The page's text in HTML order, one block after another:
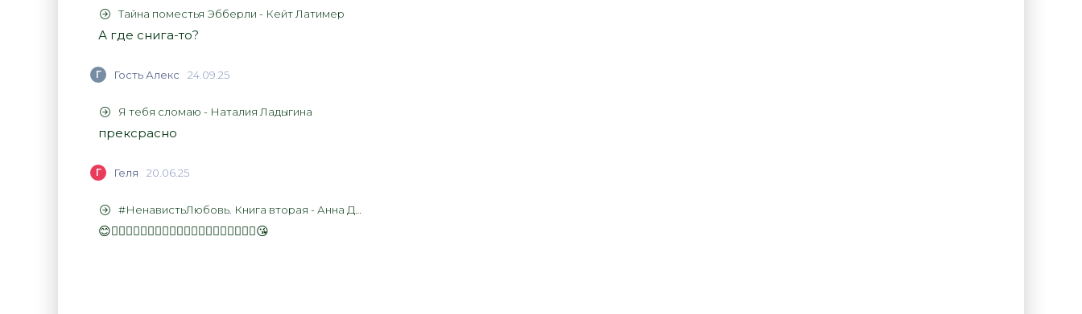
Тайна поместья Эбберли - Кейт Латимер
А где снига-то?
Г Гость Алекс 24.09.25
Я тебя сломаю - Наталия Ладыгина
прексрасно
Г Геля 20.06.25
#НенавистьЛюбовь. Книга вторая - Анна Джейн
😊👍🏻👍🏻👍🏻👍🏻👍🏻👍🏻👍🏻👍🏻👍🏻👍🏻😘